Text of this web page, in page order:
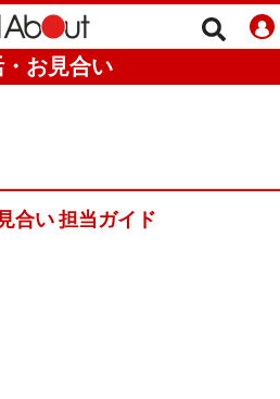
お見合い
合い 担当ガイド